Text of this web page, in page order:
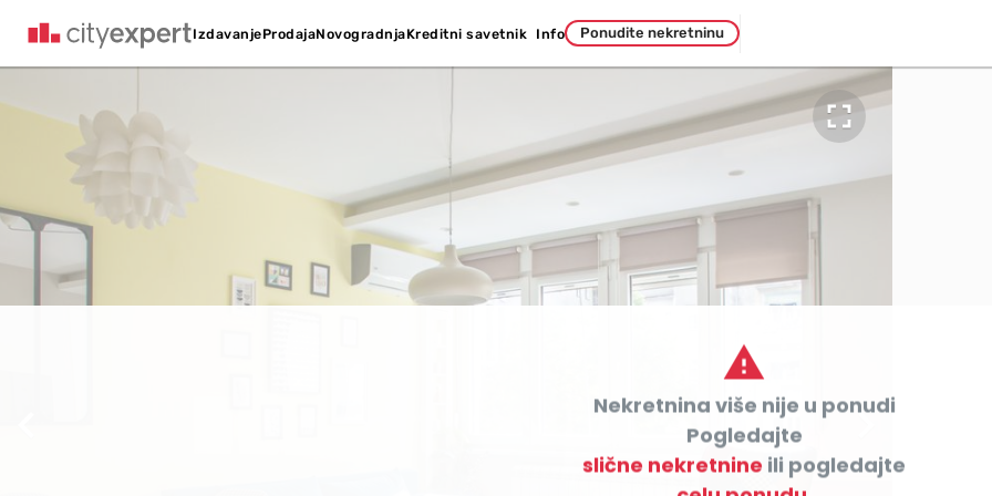
IzdavanjeProdajaNovogradnjaKreditni savetnik Info Ponudite nekretninu



Nekretnina više nije u ponudi
Pogledajte
slične nekretnine ili pogledajte